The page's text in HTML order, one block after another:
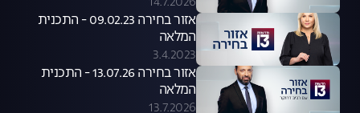
אזור בחירה 09.02.23 - התכנית
המלאה
3.4.2023
אזור בחירה 13.07.26 - התכנית
המלאה
13.7.2026